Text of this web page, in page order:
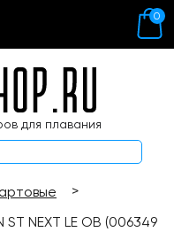
для плавания
0
>
NEXT LE OB (006349